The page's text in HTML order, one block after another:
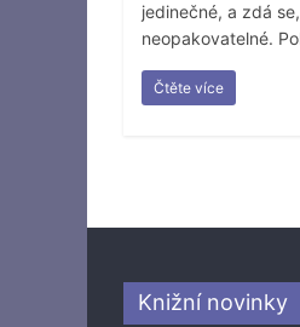
jedinečné, a zdá
neopakovatelné.
Čtěte více
Knižní novinky